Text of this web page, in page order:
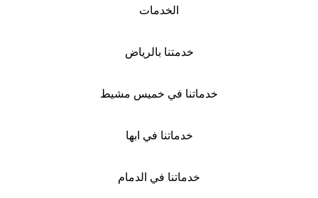
الخدمات
خدمتنا بالرياض
خدماتنا في خميس مشيط
خدماتنا في ابها
خدماتنا في الدمام